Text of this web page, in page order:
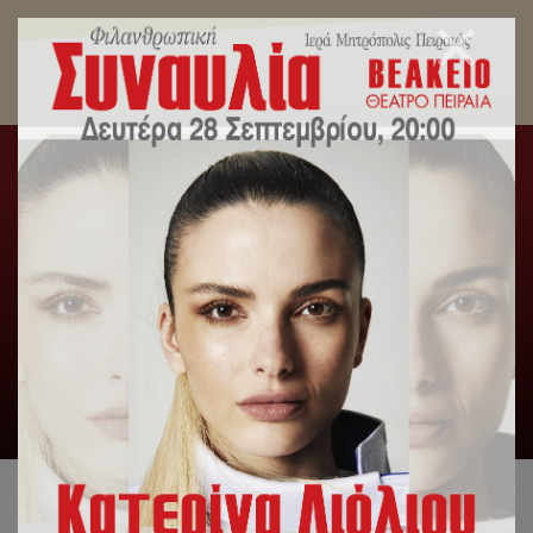
Μητροπολίτης Πειραιώς: Εάν ο θησαυρός σου
είναι ο ουρανός, τότε εκεί θα είναι και η καρδιά
σου.
Αρχική Λατρευτική Ζωή / Μητροπολίτης Πειραιώς: Εάν ο
θησαυρός σου είναι ο ουρανός, τότε εκεί θα είναι και η καρδιά